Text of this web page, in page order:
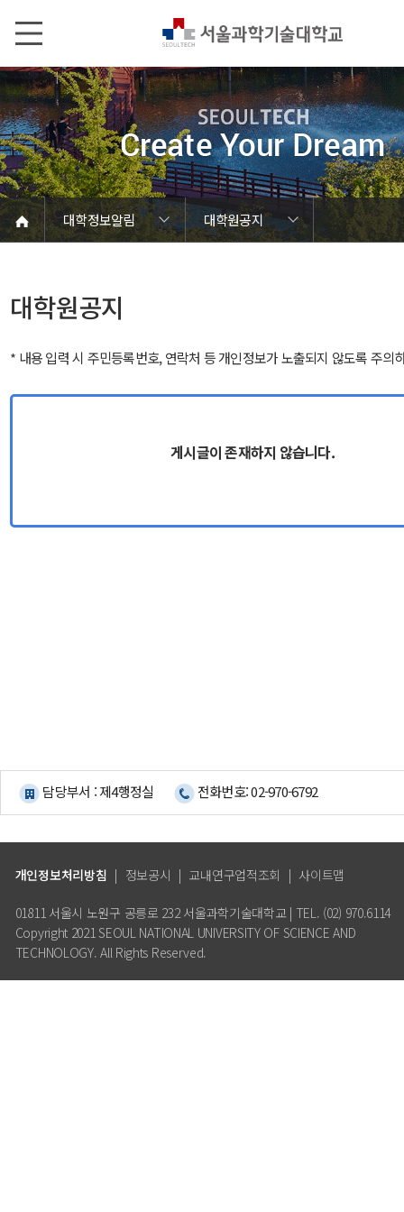
대학정보알림
대학원공지
대학정보알림
정보공개
정보서비스안내
온라인민원센터
청렴행정
갑질신고센터
유실물 센터
SEOULTECH광장
대학공지사항
학사공지
장학공지
대학원공지
취업공지
대학입찰
채용정보
공모/외부행사
등록금심의위원회
코로나바이러스19 대응안내
재정위원회
대학원공지
* 내용 입력 시 주민등록번호, 연락처 등 개인정보가 노출되지 않도록 주의
게시글이 존재하지 않습니다.
담당부서 : 제4행정실 전화번호: 02-970-6792
개인정보처리방침 | 정보공시 | 교내연구업적조회 | 사이트맵
01811 서울시 노원구 공릉로 232 서울과학기술대학교 | TEL. (02) 970.6114
Copyright 2021 SEOUL NATIONAL UNIVERSITY OF SCIENCE AND
TECHNOLOGY. All Rights Reserved.